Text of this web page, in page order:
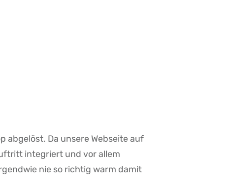
abgelöst. Da unsere Webseite auf
integriert und vor allem
nie so richtig warm damit